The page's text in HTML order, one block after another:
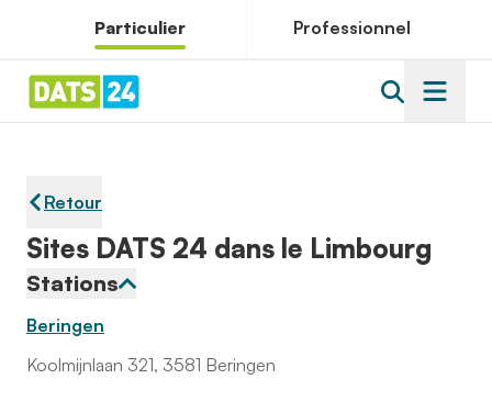
Particulier Professionnel
Retour
Sites DATS 24 dans le Limbourg
Stations
Beringen
Koolmijnlaan 321, 3581 Beringen